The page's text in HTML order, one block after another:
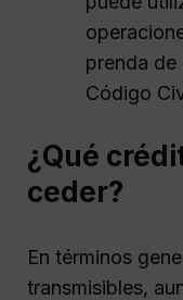
prenda de
Código
¿Qué
ceder?
En términos
transmisibles,